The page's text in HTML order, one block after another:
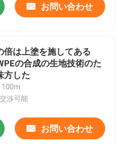
お問い合わせ
倍は上塗を施してある
の合成の生地技術のた
方した
100m
渉可能
お問い合わせ